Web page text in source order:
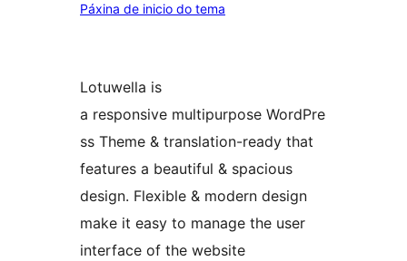
Páxina de inicio do tema
Lotuwella is
a responsive multipurpose WordPre
ss Theme & translation-ready that
features a beautiful & spacious
design. Flexible & modern design
make it easy to manage the user
interface of the website